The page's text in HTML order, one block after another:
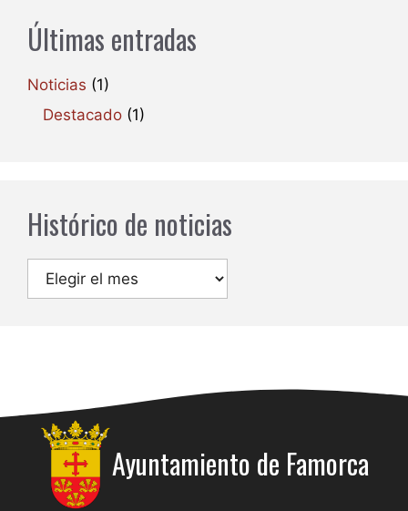
Últimas entradas
Noticias (1)
Destacado (1)
Histórico de noticias
Archivos
Ayuntamiento de Famorca